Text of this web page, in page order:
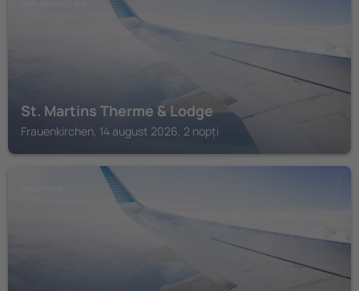
St. Martins Therme & Lodge
Frauenkirchen, 14 august 2026, 2 nopți